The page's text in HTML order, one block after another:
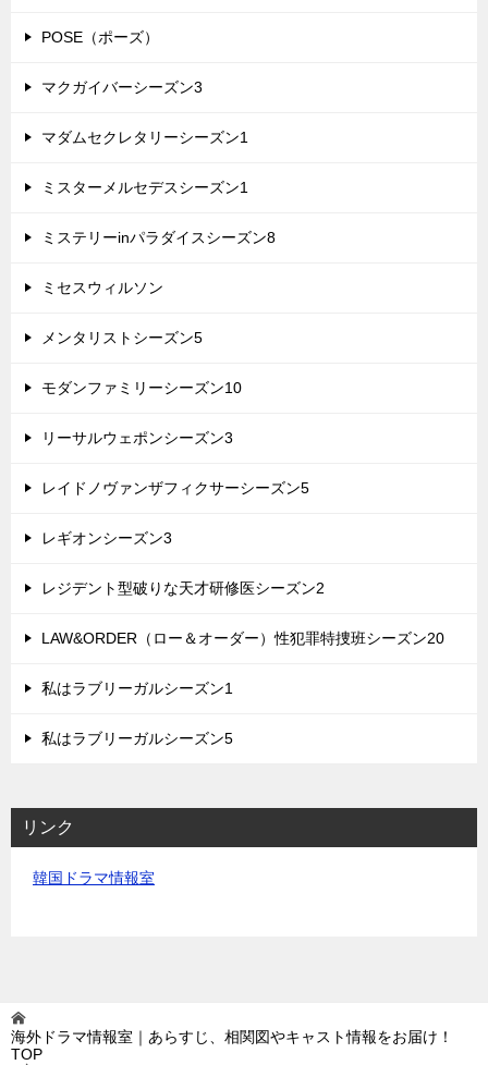
POSE（ポーズ）
マクガイバーシーズン3
マダムセクレタリーシーズン1
ミスターメルセデスシーズン1
ミステリーinパラダイスシーズン8
ミセスウィルソン
メンタリストシーズン5
モダンファミリーシーズン10
リーサルウェポンシーズン3
レイドノヴァンザフィクサーシーズン5
レギオンシーズン3
レジデント型破りな天才研修医シーズン2
LAW&ORDER（ロー＆オーダー）性犯罪特捜班シーズン20
私はラブリーガルシーズン1
私はラブリーガルシーズン5
リンク
韓国ドラマ情報室
海外ドラマ情報室｜あらすじ、相関図やキャスト情報をお届け！
TOP